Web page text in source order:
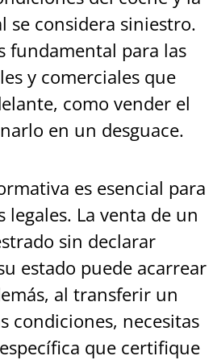
se considera siniestro.
fundamental para las
y comerciales que
como vender el
en un desguace.
es esencial para
legales. La venta de un
sin declarar
estado puede acarrear
al transferir un
condiciones, necesitas
que certifique